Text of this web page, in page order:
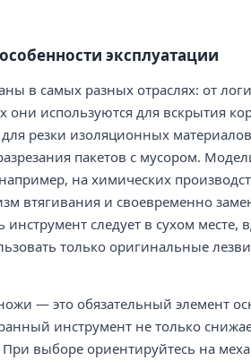
эксплуатации
в самых разных отраслях: от
используются для вскрытия
резки изоляционных
пакетов с мусором.
на химических
втягивания и своевременно
инструмент следует в сухом
только оригинальные
— это обязательный элемент
инструмент не только
выборе ориентируйтесь на